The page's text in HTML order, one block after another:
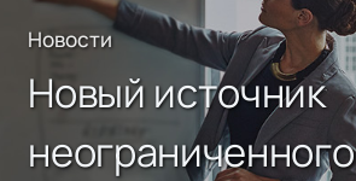
Новости
Новый источник
неограниченного